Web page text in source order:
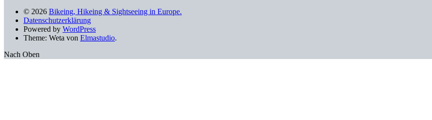
© 2026 Bikeing, Hikeing & Sightseeing in Europe.
Datenschutzerklärung
Powered by WordPress
Theme: Weta von Elmastudio.
Nach Oben